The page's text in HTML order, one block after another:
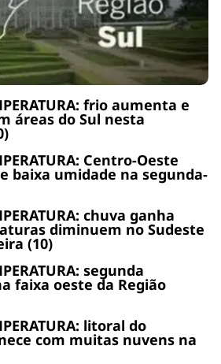
frio aumenta e
áreas do Sul nesta
Centro-Oeste
baixa umidade na segunda-
chuva ganha
diminuem no Sudeste
(10)
segunda
faixa oeste da Região
litoral do
com muitas nuvens na